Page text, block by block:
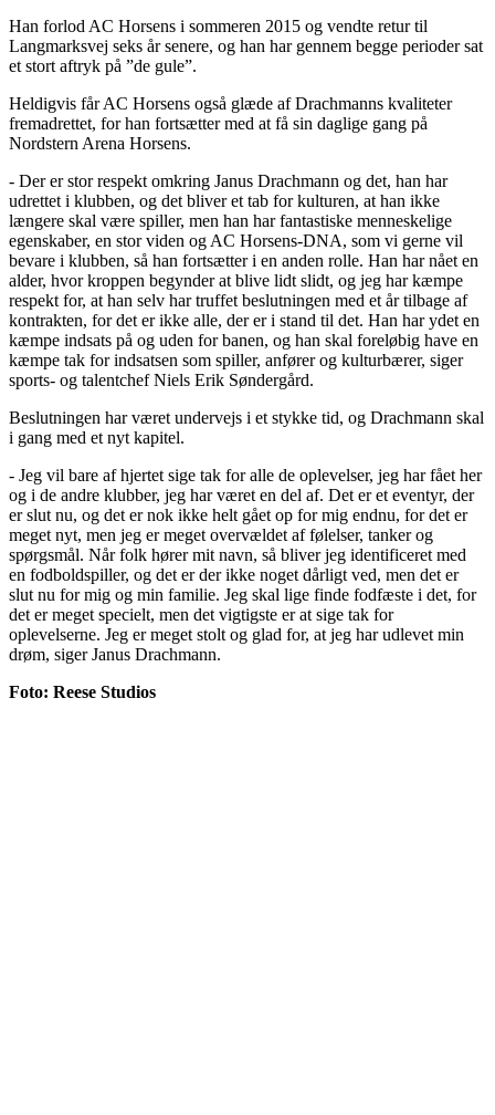
Han forlod AC Horsens i sommeren 2015 og vendte retur til
Langmarksvej seks år senere, og han har gennem begge perioder sat
et stort aftryk på ”de gule”.
Heldigvis får AC Horsens også glæde af Drachmanns kvaliteter
fremadrettet, for han fortsætter med at få sin daglige gang på
Nordstern Arena Horsens.
- Der er stor respekt omkring Janus Drachmann og det, han har
udrettet i klubben, og det bliver et tab for kulturen, at han ikke
længere skal være spiller, men han har fantastiske menneskelige
egenskaber, en stor viden og AC Horsens-DNA, som vi gerne vil
bevare i klubben, så han fortsætter i en anden rolle. Han har nået en
alder, hvor kroppen begynder at blive lidt slidt, og jeg har kæmpe
respekt for, at han selv har truffet beslutningen med et år tilbage af
kontrakten, for det er ikke alle, der er i stand til det. Han har ydet en
kæmpe indsats på og uden for banen, og han skal foreløbig have en
kæmpe tak for indsatsen som spiller, anfører og kulturbærer, siger
sports- og talentchef Niels Erik Søndergård.
Beslutningen har været undervejs i et stykke tid, og Drachmann skal
i gang med et nyt kapitel.
- Jeg vil bare af hjertet sige tak for alle de oplevelser, jeg har fået her
og i de andre klubber, jeg har været en del af. Det er et eventyr, der
er slut nu, og det er nok ikke helt gået op for mig endnu, for det er
meget nyt, men jeg er meget overvældet af følelser, tanker og
spørgsmål. Når folk hører mit navn, så bliver jeg identificeret med
en fodboldspiller, og det er der ikke noget dårligt ved, men det er
slut nu for mig og min familie. Jeg skal lige finde fodfæste i det, for
det er meget specielt, men det vigtigste er at sige tak for
oplevelserne. Jeg er meget stolt og glad for, at jeg har udlevet min
drøm, siger Janus Drachmann.
Foto: Reese Studios